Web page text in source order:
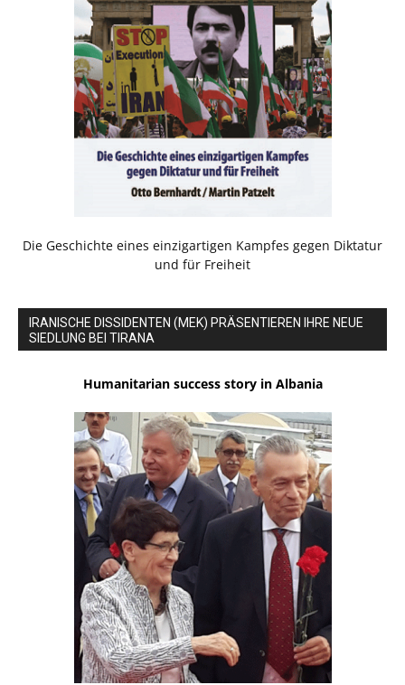
Die Geschichte eines einzigartigen Kampfes gegen Diktatur
und für Freiheit
IRANISCHE DISSIDENTEN (MEK) PRÄSENTIEREN IHRE NEUE
SIEDLUNG BEI TIRANA
Humanitarian success story in Albania